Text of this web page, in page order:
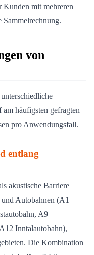
Kunden mit mehreren
von
häufigsten gefragten
pro Anwendungsfall.
entlang
akustische Barriere
Autobahnen (A1
A9
Inntalautobahn),
Die Kombination